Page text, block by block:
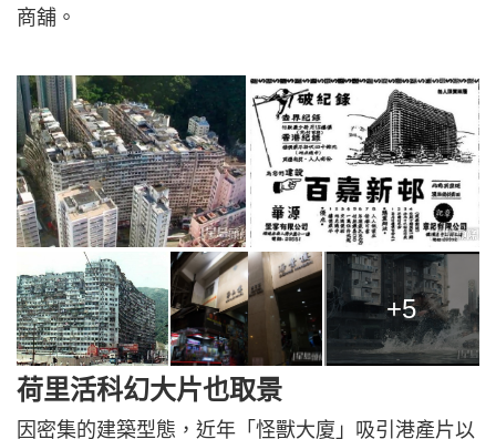
商舖。
+5
荷里活科幻大片也取景
因密集的建築型態，近年「怪獸大廈」吸引港產片以